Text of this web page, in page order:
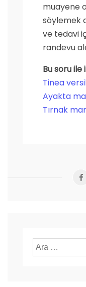
muayene
söylemek
ve tedavi
randevu
Bu soru ile
Tinea
Ayakta
Tırnak
Arama: